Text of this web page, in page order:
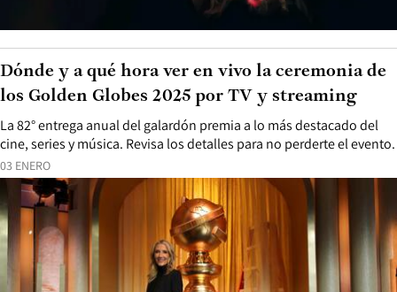
03 ENERO
La 82° entrega anual del galardón premia a lo más destacado del
cine, series y música. Revisa los detalles para no perderte el evento.
Dónde y a qué hora ver en vivo la ceremonia de
los Golden Globes 2025 por TV y streaming